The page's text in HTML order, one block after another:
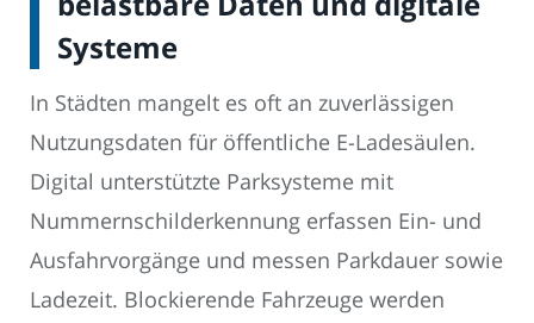
Systeme
In Städten mangelt es oft an zuverlässigen
Nutzungsdaten für öffentliche E-Ladesäulen.
Digital unterstützte Parksysteme mit
Nummernschilderkennung erfassen Ein- und
Ausfahrvorgänge und messen Parkdauer sowie
Ladezeit. Blockierende Fahrzeuge werden